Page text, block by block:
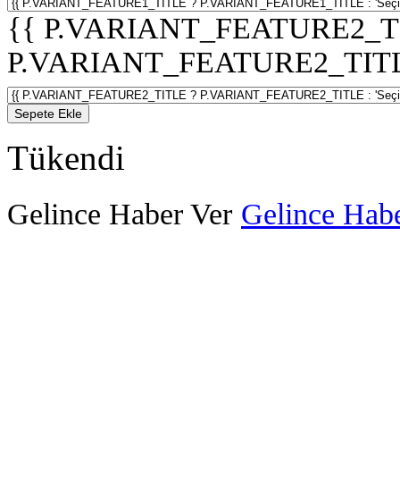
{{
Sepete Ekle
Tükendi
Gelince Haber Ver Gelince